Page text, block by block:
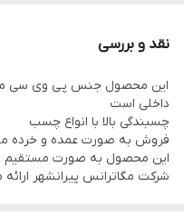
ارسال به سراسر کشور
نقد و بررسی
این محصول جنس پی وی سی
داخلی است
چسبندگی بالا با انواع چسب
فروش به صورت عمده و خرده
این محصول به صورت مستقیم
شرکت مگاترانس پیرانشهر